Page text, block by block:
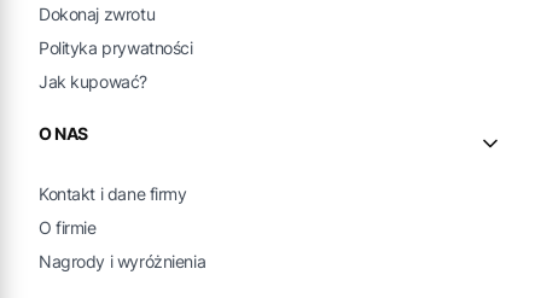
Dokonaj zwrotu
Polityka prywatności
Jak kupować?
O NAS
Kontakt i dane firmy
O firmie
Nagrody i wyróżnienia